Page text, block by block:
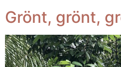
Grönt, grönt,